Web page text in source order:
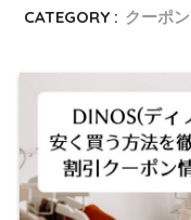
CATEGORY : クーポン